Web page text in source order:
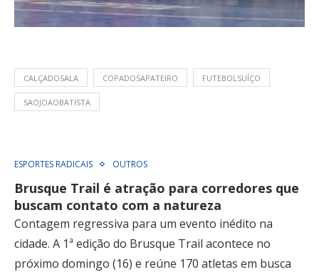
CALÇADOSALA COPADOSAPATEIRO FUTEBOLSUÍÇO
SAOJOAOBATISTA
ESPORTES RADICAIS OUTROS
Brusque Trail é atração para corredores que
buscam contato com a natureza
Contagem regressiva para um evento inédito na
cidade. A 1ª edição do Brusque Trail acontece no
próximo domingo (16) e reúne 170 atletas em busca